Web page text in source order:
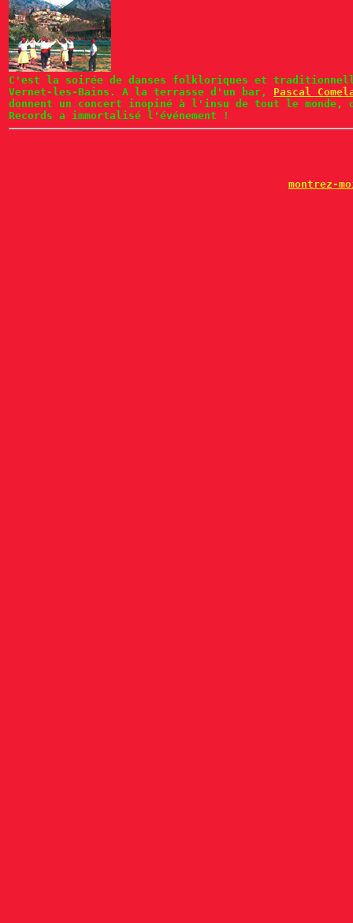
C'est la soirée de danses folkloriques et
Vernet-les-Bains. A la terrasse d'un bar, Pascal
donnent un concert inopiné à l'insu de tout le monde,
Records a immortalisé l'événement !
montrez-